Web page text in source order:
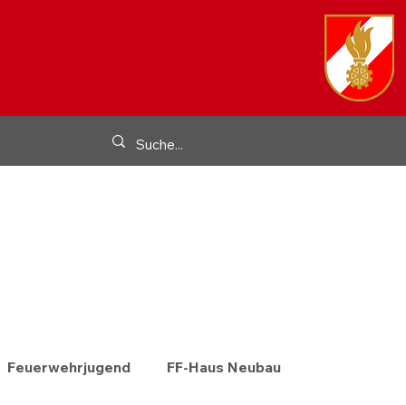
Feuerwehrjugend FF-Haus Neubau